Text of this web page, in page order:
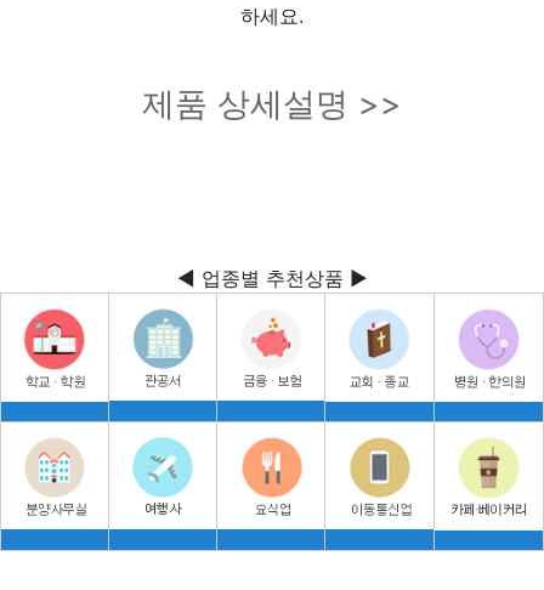
하세요.
제품 상세설명 >>
◀ 업종별 추천상품 ▶